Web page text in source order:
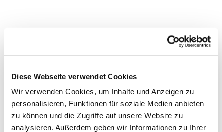
Diese Webseite verwendet Cookies
Wir verwenden Cookies, um Inhalte und Anzeigen zu
personalisieren, Funktionen für soziale Medien anbieten
zu können und die Zugriffe auf unsere Website zu
analysieren. Außerdem geben wir Informationen zu Ihrer